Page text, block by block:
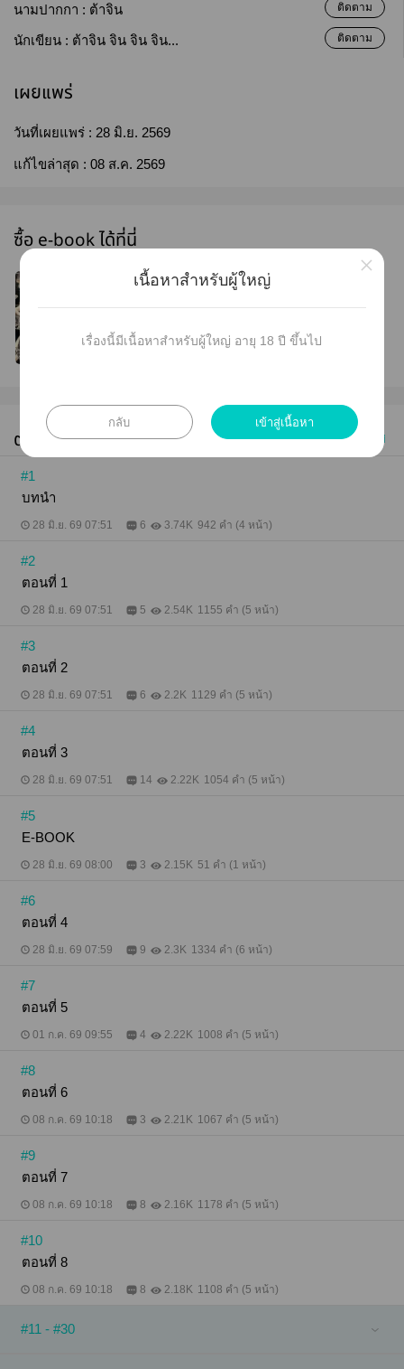
นามปากกา : ต้าจิน ติดตาม
นักเขียน : ต้าจิน จิน จิน จิน... ติดตาม
เผยแพร่
วันที่เผยแพร่ : 28 มิ.ย. 2569
แก้ไขล่าสุด : 08 ส.ค. 2569
ซื้อ e-book ได้ที่นี่
[mpreg] โซ่ทองคล้องมาเฟีย
กับผู้นำแก๊งศัตรูอย่าง อาชา โวลคอฟ เขาถูกคนใน
ครอบครัวตราหน้าว่าเป็นเพียงชายท้องได้ไร้ค่า สมควร
กับการกระทำและถ้อยคำดูถูกสารพัด ทว่าคนงามผู้เย่อ
หยิ่งอย่างหลินก็ไม่ใช่หมากที่จะยอมให้ใครเคี้ยวง่ายๆ ใน
เมื่อหนีไม่ได้ เขาก็พร้อมใช้ความฉลาดและเสน่ห์ยั่วยวน
ที่มี ยื่นเงื่อนไขท้าทายกลับไปทันที...
ตอนทั้งหมด (36) เก่าไปใหม่
ซื้อทุกตอน
#1
บทนำ
28 มิ.ย. 69 07:51 6 3.74K 942 คำ (4 หน้า)
#2
ตอนที่ 1
28 มิ.ย. 69 07:51 5 2.54K 1155 คำ (5 หน้า)
#3
ตอนที่ 2
28 มิ.ย. 69 07:51 6 2.2K 1129 คำ (5 หน้า)
#4
ตอนที่ 3
28 มิ.ย. 69 07:51 14 2.22K 1054 คำ (5 หน้า)
#5
E-BOOK
28 มิ.ย. 69 08:00 3 2.15K 51 คำ (1 หน้า)
#6
ตอนที่ 4
28 มิ.ย. 69 07:59 9 2.3K 1334 คำ (6 หน้า)
#7
ตอนที่ 5
01 ก.ค. 69 09:55 4 2.22K 1008 คำ (5 หน้า)
#8
ตอนที่ 6
08 ก.ค. 69 10:18 3 2.21K 1067 คำ (5 หน้า)
#9
ตอนที่ 7
08 ก.ค. 69 10:18 8 2.16K 1178 คำ (5 หน้า)
#10
ตอนที่ 8
08 ก.ค. 69 10:18 8 2.18K 1108 คำ (5 หน้า)
#11 - #30
เนื้อหาสำหรับผู้ใหญ่
เรื่องนี้มีเนื้อหาสำหรับผู้ใหญ่ อายุ 18 ปี ขึ้นไป
กลับ เข้าสู่เนื้อหา
×